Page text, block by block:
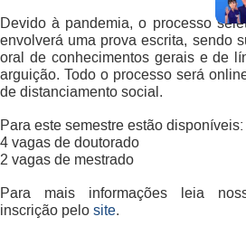
Devido à pandemia, o processo
envolverá uma prova escrita, sendo
oral de conhecimentos gerais e de
arguição. Todo o processo será
de distanciamento social.
Para este semestre estão disponíveis:
4 vagas de doutorado
2 vagas de mestrado
Para mais informações leia
inscrição pelo site.